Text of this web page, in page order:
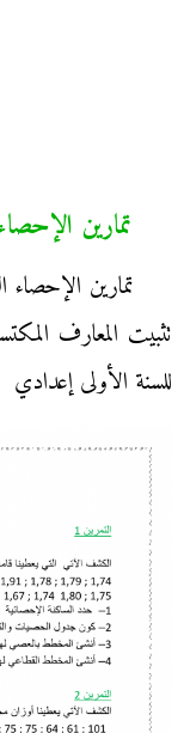
تمارين
تمارين الإحصاء
تثبيت المعارف
للسنة الأولى إعدادي